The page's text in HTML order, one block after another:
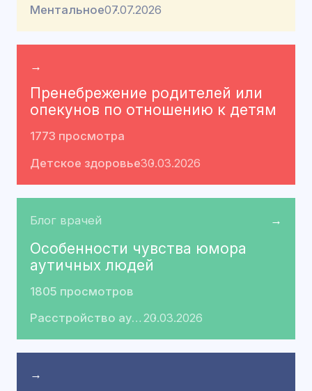
Ментальное07.07.2026
→
Пренебрежение родителей или
опекунов по отношению к детям
1773 просмотра
Детское здоровье30.03.2026
Блог врачей →
Особенности чувства юмора
аутичных людей
1805 просмотров
Расстройство аутистического спектра 20.03.2026
→